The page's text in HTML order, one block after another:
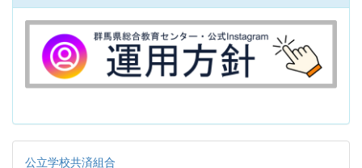
公立学校共済組合